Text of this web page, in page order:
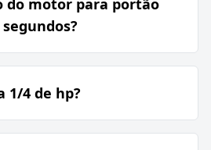
do motor para portão
1/4 de hp?